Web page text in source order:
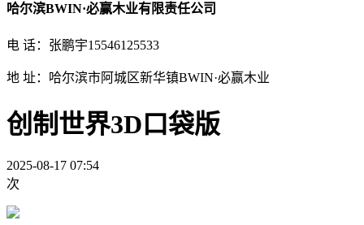
哈尔滨BWIN·必赢木业有限责任公司
电 话：张鹏宇15546125533
地 址：哈尔滨市阿城区新华镇BWIN·必赢木业
创制世界3D口袋版
2025-08-17 07:54
次